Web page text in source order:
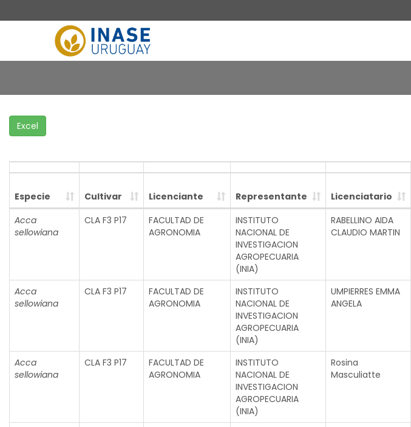
Excel
Especie Cultivar Licenciante Representante Licenciatario
Acca
sellowiana
CLA F3 P17
FACULTAD DE
AGRONOMIA
INSTITUTO
NACIONAL DE
INVESTIGACION
AGROPECUARIA
(INIA)
RABELLINO AIDA
CLAUDIO MARTIN
Acca
sellowiana
CLA F3 P17
FACULTAD DE
AGRONOMIA
INSTITUTO
NACIONAL DE
INVESTIGACION
AGROPECUARIA
(INIA)
UMPIERRES EMMA
ANGELA
Acca
sellowiana
CLA F3 P17
FACULTAD DE
AGRONOMIA
INSTITUTO
NACIONAL DE
INVESTIGACION
AGROPECUARIA
(INIA)
Rosina
Masculiatte